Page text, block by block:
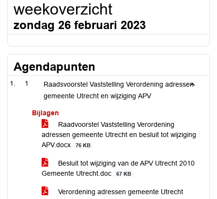
weekoverzicht
zondag 26 februari 2023
Agendapunten
1
Raadsvoorstel Vaststelling Verordening adressen
gemeente Utrecht en wijziging APV
Bijlagen
Raadvoorstel Vaststelling Verordening
adressen gemeente Utrecht en besluit tot wijziging
APV.docx
76 KB
Besluit tot wijziging van de APV Utrecht 2010
Gemeente Utrecht.doc
67 KB
Verordening adressen gemeente Utrecht